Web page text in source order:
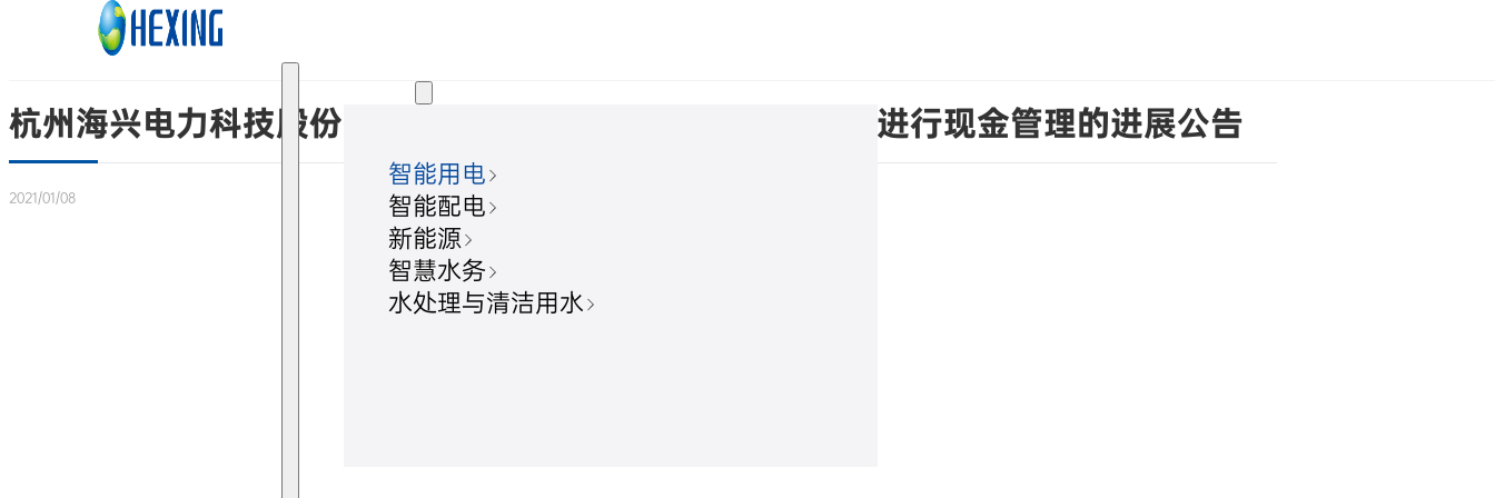
跳转到主要内容 跳转到页脚
智能用电
智能配电
新能源
智慧水务
水处理与清洁用水
杭州海兴电力科技股份有限公司关于使用部分闲置自有资金进行现金管理的进展公告
2021/01/08